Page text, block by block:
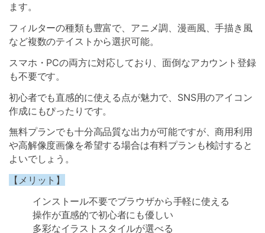
ます。
フィルターの種類も豊富で、アニメ調、漫画風、手描き風
など複数のテイストから選択可能。
スマホ・PCの両方に対応しており、面倒なアカウント登録
も不要です。
初心者でも直感的に使える点が魅力で、SNS用のアイコン
作成にもぴったりです。
無料プランでも十分高品質な出力が可能ですが、商用利用
や高解像度画像を希望する場合は有料プランも検討すると
よいでしょう。
【メリット】
インストール不要でブラウザから手軽に使える
操作が直感的で初心者にも優しい
多彩なイラストスタイルが選べる